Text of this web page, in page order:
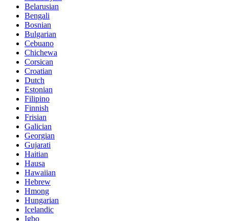
Belarusian
Bengali
Bosnian
Bulgarian
Cebuano
Chichewa
Corsican
Croatian
Dutch
Estonian
Filipino
Finnish
Frisian
Galician
Georgian
Gujarati
Haitian
Hausa
Hawaiian
Hebrew
Hmong
Hungarian
Icelandic
Igbo